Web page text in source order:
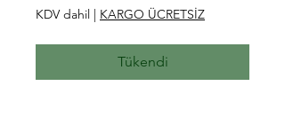
KDV dahil | KARGO ÜCRETSİZ
Tükendi